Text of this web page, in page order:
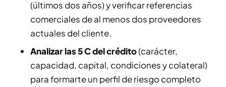
(últimos dos años) y verificar referencias
comerciales de al menos dos proveedores
actuales del cliente.
Analizar las 5 C del crédito(carácter,
capacidad, capital, condiciones y colateral)
para formarte un perfil de riesgo completo